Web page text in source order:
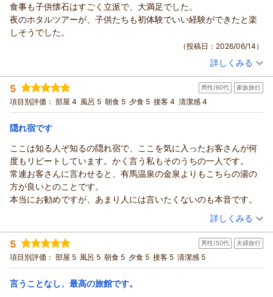
須賀谷温泉～戦国武将が通った歴史の秘湯～からの返信
このたびは須賀谷温泉をご利用いただき、誠にありがとうござ
いました。
また、大切な愛犬2匹とのご宿泊に当館をお選びいただき、心よ
愛犬専用の出入り口やゴミ箱など、わんちゃんとのご滞在が快
適なものとなりましたこと、大変嬉しく拝読いたしました。お
食事につきましてもご満足いただけたとのお言葉を頂戴し、調
理スタッフにとって何よりの励みとなります。
また、温泉ではぬる湯と熱湯を交互にお楽しみいただき、須賀
おります。
「全体的に満足度の高い宿」とのお言葉を賜り、大変光栄に存
じます。これからもわんちゃん連れのお客様にも快適にお過ご
しいただける宿づくりに努めてまいります。
ぜひまた愛犬たちとご一緒にお越しくださいませ。スタッフ一
同、再びお会いできます日を心よりお待ちしております。
（返信日：2026/06/18）
食事も子供懐石はすごく立派で、大満足でした。
夜のホタルツアーが、子供たちも初体験でいい経験ができたと楽
しそうでした。
（投稿日：2026/06/14）
投稿者： みぎーさん(男性/50代)
宿泊プラン： 【基本】お市の方・浅井三姉妹ゆかりの天然温泉と旬の会席料
理〇寛ぎプラン◆天然水プレゼント◆茶々の華
和室 朝・夕
宿泊価格帯： 19,001～20,000円(大人一人あたり/税込)
この度は須賀谷温泉をご利用いただき、また温かいご感想をお
寄せいただきまして誠にありがとうございます。
お食事につきまして、お子様懐石にご満足いただけたとのこ
と、大変嬉しく拝読いたしました。お子様にも特別なお食事の
時間を楽しんでいただけるよう心を込めてご用意しております
また、ホタルツアーではお子様方にとって初めての体験とな
り、楽しい思い出づくりのお手伝いができましたことを嬉しく
思います。自然の中で舞うホタルの幻想的な光景は、この時期
ならではの魅力でございます。
これからもご家族皆様にご満足いただけるおもてなしに努めて
詳しくみる
5 男性/60代 家族旅行
項目別評価： 部屋 4 風呂 5 朝食 5 夕食 5 接客 4 清潔感 4
隠れ宿です
ここは知る人ぞ知るの隠れ宿で、ここを気に入ったお客さんが何
度もリピートしています。かく言う私もそのうちの一人です。
常連お客さんに言わせると、有馬温泉の金泉よりもこちらの湯の
方が良いとのことです。
本当にお勧めですが、あまり人には言いたくないのも本音です。
（投稿日：2026/06/08）
宿泊時期： 2026年04月宿泊 (家族旅行)
投稿者： ミーヤン7さん
宿泊プラン： 【当館人気No.1】古の源泉に癒され、季節の美味を堪能する特
選会席プラン◆グレードアップ◆お市の舞
和室 朝・夕
宿泊価格帯： 30,001円以上(大人一人あたり/税込)
詳しくみる
5 男性/50代 夫婦旅行
項目別評価： 部屋 5 風呂 5 朝食 5 夕食 5 接客 5 清潔感 5
言うことなし、最高の旅館です。